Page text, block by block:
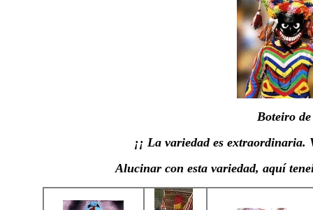
Boteiro
¡¡ La variedad es
Alucinar con esta variedad, aquí